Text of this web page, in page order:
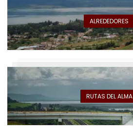
ALREDEDORES
RUTAS DEL ALMA